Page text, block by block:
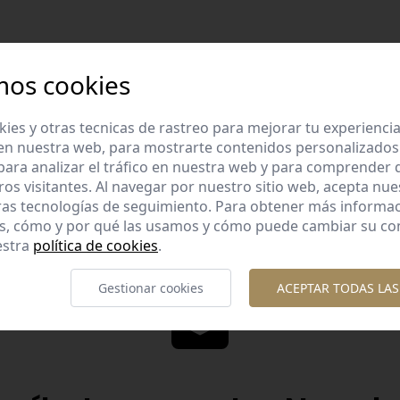
garantizada
con esmero la calidad de
productos.
Diseños
Diseños originales y
te gusta.
cookies
y otras tecnicas de rastreo para mejorar tu
nuestra web, para mostrarte contenidos
analizar el tráfico en nuestra web y para comprender
visitantes. Al navegar por nuestro sitio web, acepta
tecnologías de seguimiento. Para obtener más
cómo y por qué las usamos y cómo puede cambiar su
política de cookies.
Gestionar cookies ACEPTAR TODAS